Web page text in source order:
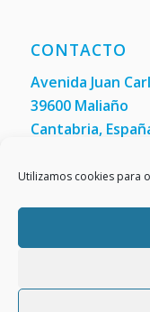
Utilizamos cookies para
CONTACTO
Avenida Juan
39600 Maliaño
Cantabria,
Fax:(+34) 942